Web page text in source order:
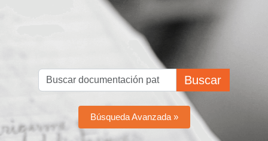
Buscar
Búsqueda Avanzada »